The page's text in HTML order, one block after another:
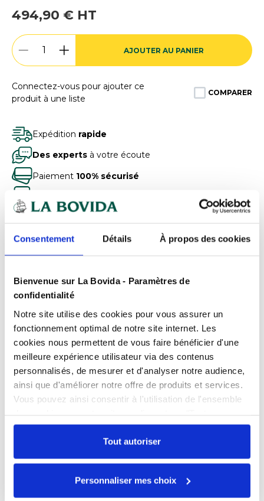
Consentement Détails À propos des cookies
Bienvenue sur La Bovida - Paramètres de
confidentialité
Notre site utilise des cookies pour vous assurer un
fonctionnement optimal de notre site internet. Les
cookies nous permettent de vous faire bénéficier d'une
meilleure expérience utilisateur via des contenus
personnalisés, de mesurer et d'analyser notre audience,
ainsi que d'améliorer notre offre de produits et services.
Vous pouvez ainsi consentir à l'utilisation de l'ensemble
autoriser". Cependant, si vous ne souhaitez autoriser que
certains types de cookies, veuillez cliquer sur
"Personnaliser mes choix".
Tout autoriser
Personnaliser mes choix
494,90 € HT
AJOUTER AU PANIER
Connectez-vous pour ajouter ce
produit à une liste
COMPARER
Expédition rapide
Des experts à votre écoute
Paiement 100% sécurisé
Présentation
Caractéristiques
Produits complémentaires
Scie de découpe
SK18WB
Référence : 0100561301
COMPARER
Documents téléchargeables
FPP_0100561302.PDF
Échangez par écrit
répondre à toutes vos questions sur le
produit